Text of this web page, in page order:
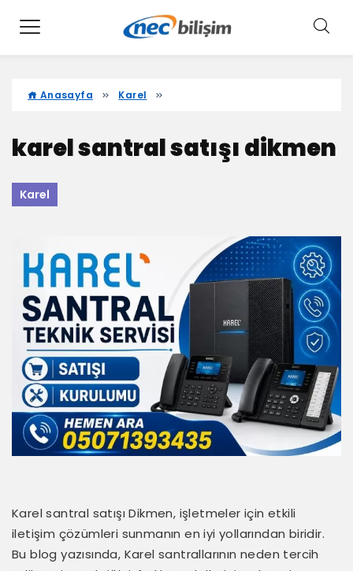
Anasayfa Karel
karel santral satışı dikmen
Karel
Karel santral satışı Dikmen, işletmeler için etkili
iletişim çözümleri sunmanın en iyi yollarından biridir.
Bu blog yazısında, Karel santrallarının neden tercih